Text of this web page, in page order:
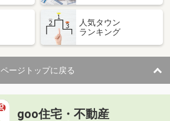
人気タウン
ランキング
ページトップに戻る
goo住宅・不動産